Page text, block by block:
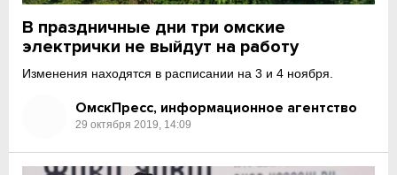
В праздничные дни три омские
электрички не выйдут на работу
Изменения находятся в расписании на 3 и 4 ноября.
ОмскПресс, информационное агентство
29 октября 2019, 14:09